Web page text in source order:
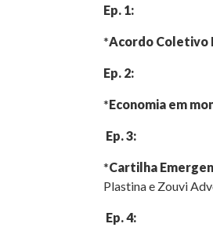
Ep. 1:
*Acordo Coletivo
Ep. 2:
*Economia em
Ep. 3:
*Cartilha
Plastina e Zouvi
Ep. 4: